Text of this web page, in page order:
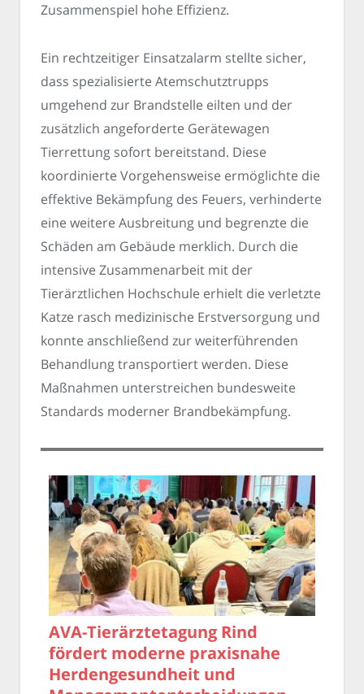
Zusammenspiel hohe Effizienz.
Ein rechtzeitiger Einsatzalarm stellte sicher,
dass spezialisierte Atemschutztrupps
umgehend zur Brandstelle eilten und der
zusätzlich angeforderte Gerätewagen
Tierrettung sofort bereitstand. Diese
koordinierte Vorgehensweise ermöglichte die
effektive Bekämpfung des Feuers, verhinderte
eine weitere Ausbreitung und begrenzte die
Schäden am Gebäude merklich. Durch die
intensive Zusammenarbeit mit der
Tierärztlichen Hochschule erhielt die verletzte
Katze rasch medizinische Erstversorgung und
konnte anschließend zur weiterführenden
Behandlung transportiert werden. Diese
Maßnahmen unterstreichen bundesweite
Standards moderner Brandbekämpfung.
AVA-Tierärztetagung Rind
fördert moderne praxisnahe
Herdengesundheit und